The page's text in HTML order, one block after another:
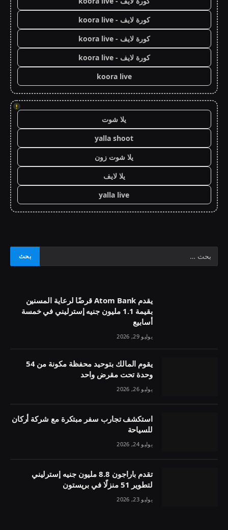
كورة لايف - koora live
كورة لايف - koora live
كورة لايف - koora live
koora live
!
يلا شوت
yalla shoot
يلا شوت زون
يلا لايف
yalla live
يقدم Atom Bank قرضًا لرعاية المسنين
بقيمة 1.1 مليون جنيه إسترليني في خمسة
أسابيع
يوليو 29, 2026
يقوم المالك بتوحيد محفظة مكونة من 54
وحدة تحت مقرض واحد
يوليو 26, 2026
استكشف تجارب سفر مبتكرة مع شركة أركان
للسياحة
يوليو 24, 2026
تقدم باراجون 8.8 مليون جنيه إسترليني
لتطوير 51 منزلًا في بريستون
يوليو 23, 2026